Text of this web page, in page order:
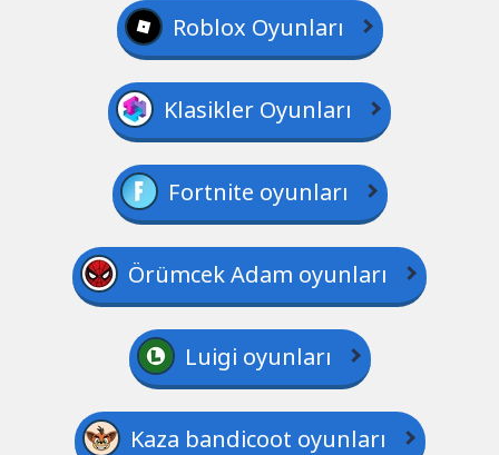
Roblox Oyunları
Klasikler Oyunları
Fortnite oyunları
Örümcek Adam oyunları
Luigi oyunları
Kaza bandicoot oyunları